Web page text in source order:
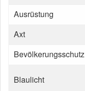
Ausrüstung
Axt
Bevölkerungsschutz
Blaulicht